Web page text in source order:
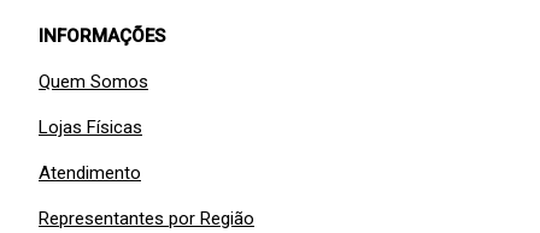
INFORMAÇÕES
Quem Somos
Lojas Físicas
Atendimento
Representantes por Região